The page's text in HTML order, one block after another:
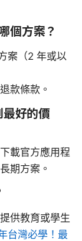
個方案？
案（2 年或以
款條款。
好的價
載官方應用程
期方案。
供教育或學生
台灣必學！最